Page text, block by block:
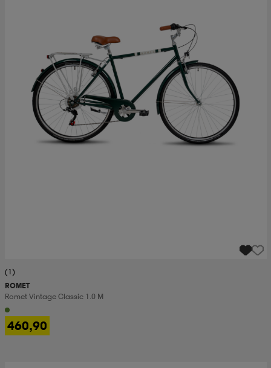
(1)
ROMET
Romet Vintage Classic 1.0 M
460,90